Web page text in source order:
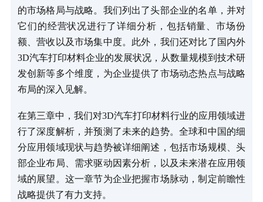
的市场格局与战略。我们列出了头部企业的名单，并对
它们的经营状况进行了详细分析，包括销量、市场份
额、营收以及市场集中度。此外，我们还对比了国内外
3D汽车打印材料企业的发展状况，从数量规模到技术研
发创新等多个维度，为企业提供了市场动态热点与战略
布局的深入见解。
在第三章中，我们对3D汽车打印材料行业的应用领域进
行了深度解析，并预测了未来的趋势。全球和中国的细
分应用领域现状与趋势被详细阐述，包括市场规模、头
部企业布局、需求驱动因素分析，以及未来潜在应用领
域的展望。这一章节为企业把握市场脉动，制定前瞻性
战略提供了有力支持。